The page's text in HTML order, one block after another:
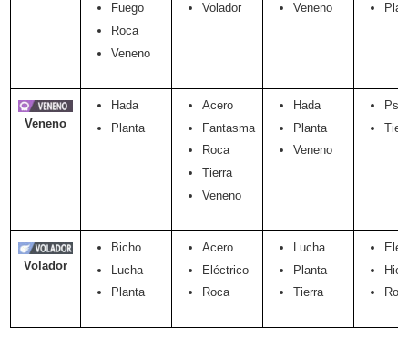
Fuego
Roca
Veneno
Volador
Veneno
Veneno
Hada
Planta
Acero
Fantasma
Roca
Tierra
Veneno
Hada
Planta
Veneno
Volador
Bicho
Lucha
Planta
Acero
Eléctrico
Roca
Lucha
Planta
Tierra